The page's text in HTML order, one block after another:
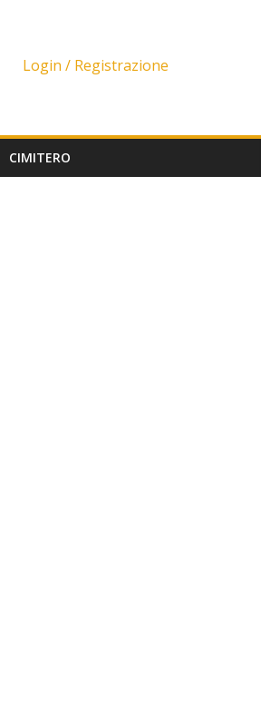
Login / Registrazione
CIMITERO